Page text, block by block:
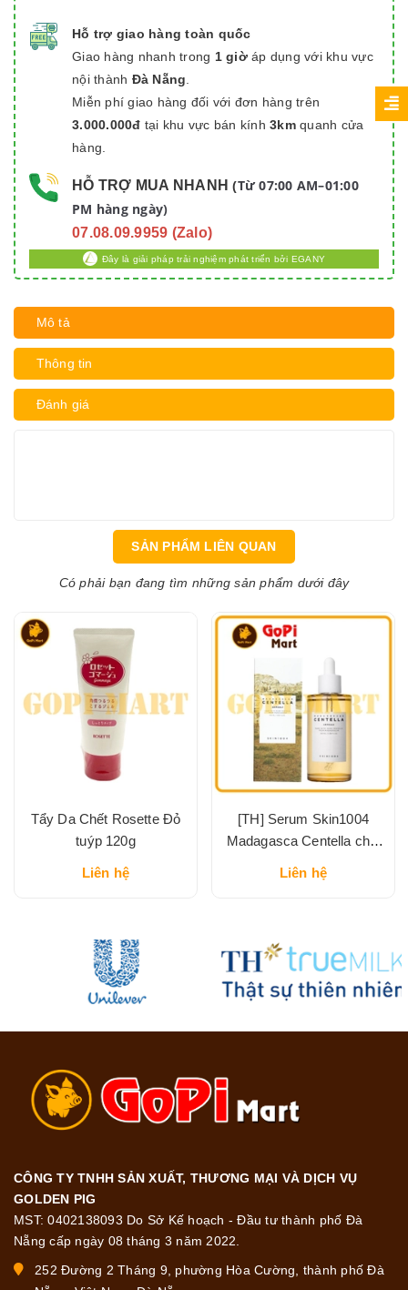
Hỗ trợ giao hàng toàn quốc
Giao hàng nhanh trong 1 giờáp dụng với khu vực
nội thành Đà Nẵng
Miễn phí giao hàng đối với đơn hàng trên
3.000.000đ tại khu vực bán kính 3kmquanh cửa
hàng.
HỖ TRỢ MUA NHANH (Từ 07:00 AM–01:00
PM hàng ngày)
07.08.09.9959 (Zalo)
Đây là giải pháp trải nghiệm phát triển bởi EGANY
Mô tả
Thông tin
Đánh giá
SẢN PHẨM LIÊN QUAN
Có phải bạn đang tìm những sản phẩm dưới đây
Tẩy Da Chết Rosette Đỏ
tuýp 120g
Liên hệ
[TH] Serum Skin1004
Madagasca Centella chai
Liên hệ
CÔNG TY TNHH SẢN XUẤT, THƯƠNG MẠI VÀ DỊCH VỤ
GOLDEN PIG
MST: 0402138093 Do Sở Kế hoạch - Đầu tư thành phố Đà
Nẵng cấp ngày 08 tháng 3 năm 2022.
252 Đường 2 Tháng 9, phường Hòa Cường, thành phố Đà